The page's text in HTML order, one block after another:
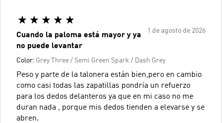
1 de agosto de 2026
Cuando la paloma está mayor y ya
no puede levantar
Color: Grey Three / Semi Green Spark / Dash Grey
Peso y parte de la talonera están bien,pero en cambio
como casi todas las zapatillas pondría un refuerzo
para los dedos delanteros ya que en mi caso no me
duran nada , porque mis dedos tienden a elevarse y se
abren.